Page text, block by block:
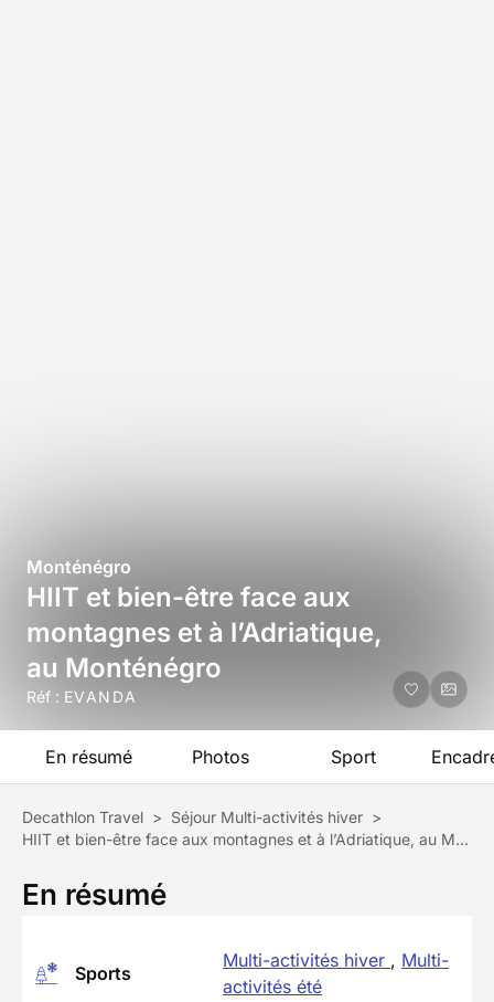
Monténégro
HIIT et bien-être face aux
montagnes et à l’Adriatique,
au Monténégro
Réf : EVANDA
En résumé Photos Sport
Decathlon Travel > Séjour Multi-activités hiver >
HIIT et bien-être face aux montagnes et à l’Adriatique, au Monténégro
En résumé
Sports
Multi-activités hiver , Multi-
activités été